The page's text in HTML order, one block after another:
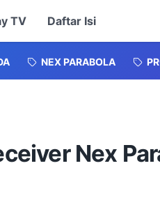
TV Daftar Isi
NEX PARABOLA
Nex